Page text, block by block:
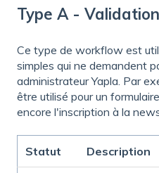
Type A -
Ce type de workflow est
simples qui ne demandent
administrateur Yapla. Par
être utilisé pour un
encore l'inscription à la
Statut Description